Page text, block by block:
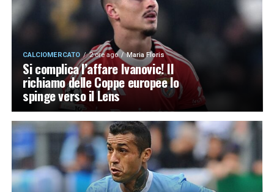
CALCIOMERCATO 2 ore ago Maria Floris
Si complica l’affare Ivanovic! Il
richiamo delle Coppe europee lo
spinge verso il Lens